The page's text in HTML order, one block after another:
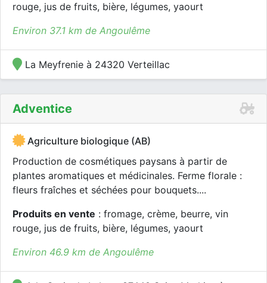
rouge, jus de fruits, bière, légumes, yaourt
Environ 37.1 km de Angoulême
La Meyfrenie à 24320 Verteillac
Adventice
Agriculture biologique (AB)
Production de cosmétiques paysans à partir de
plantes aromatiques et médicinales. Ferme florale :
fleurs fraîches et séchées pour bouquets....
Produits en vente : fromage, crème, beurre, vin
rouge, jus de fruits, bière, légumes, yaourt
Environ 46.9 km de Angoulême